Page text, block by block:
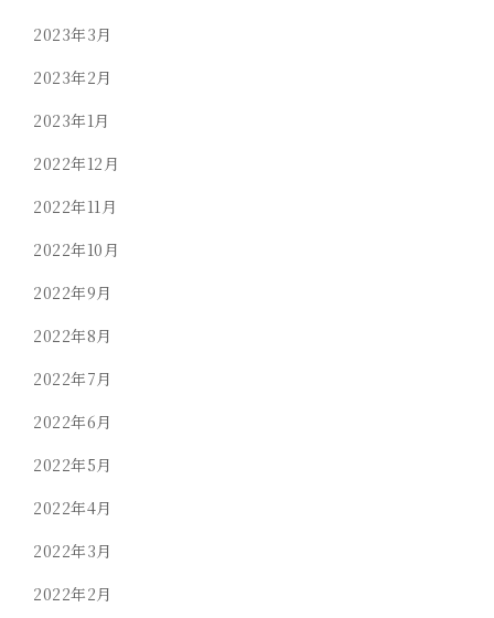
2023年3月
2023年2月
2023年1月
2022年12月
2022年11月
2022年10月
2022年9月
2022年8月
2022年7月
2022年6月
2022年5月
2022年4月
2022年3月
2022年2月